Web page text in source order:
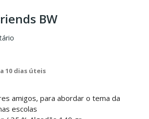
BW
10 dias úteis
amigos, para abordar o tema da
escolas